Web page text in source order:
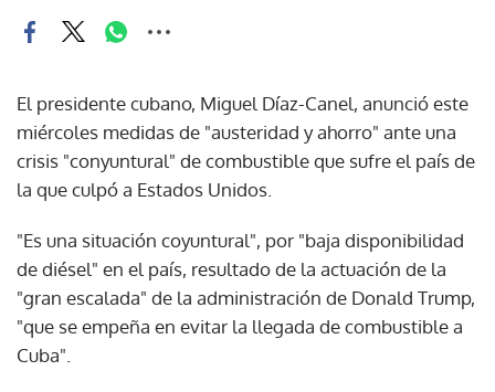
El presidente cubano, Miguel Díaz-Canel, anunció este
miércoles medidas de "austeridad y ahorro" ante una
crisis "conyuntural" de combustible que sufre el país de
la que culpó a Estados Unidos.
"Es una situación coyuntural", por "baja disponibilidad
de diésel" en el país, resultado de la actuación de la
"gran escalada" de la administración de Donald Trump,
"que se empeña en evitar la llegada de combustible a
Cuba".